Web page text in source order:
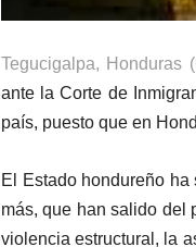
Tegucigalpa, Honduras
ante la Corte de
país, puesto que en
El Estado hondureño
más, que han salido del
violencia estructural, la